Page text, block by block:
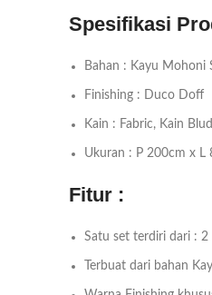
Spesifikasi
Bahan : Kayu Mohoni
Finishing : Duco Doff
Kain : Fabric, Kain
Ukuran : P 200cm x L
Fitur :
Satu set terdiri dari : 2
Terbuat dari bahan